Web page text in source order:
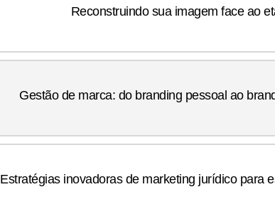
Reconstruindo sua imagem face ao
Gestão de marca: do branding pessoal ao
Estratégias inovadoras de marketing jurídico para